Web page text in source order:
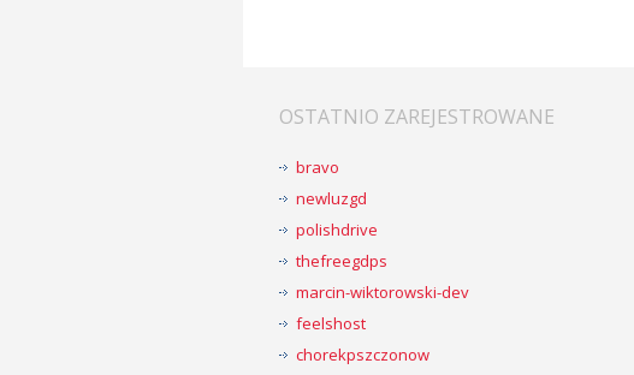
OSTATNIO ZAREJESTROWANE
bravo
newluzgd
polishdrive
thefreegdps
marcin-wiktorowski-dev
feelshost
chorekpszczonow